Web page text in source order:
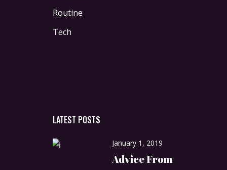
Routine
Tech
LATEST POSTS
January 1, 2019
Advice From